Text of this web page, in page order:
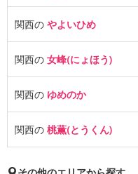
関西の やよいひめ
関西の 女峰(にょほう)
関西の ゆめのか
関西の 桃薫(とうくん)